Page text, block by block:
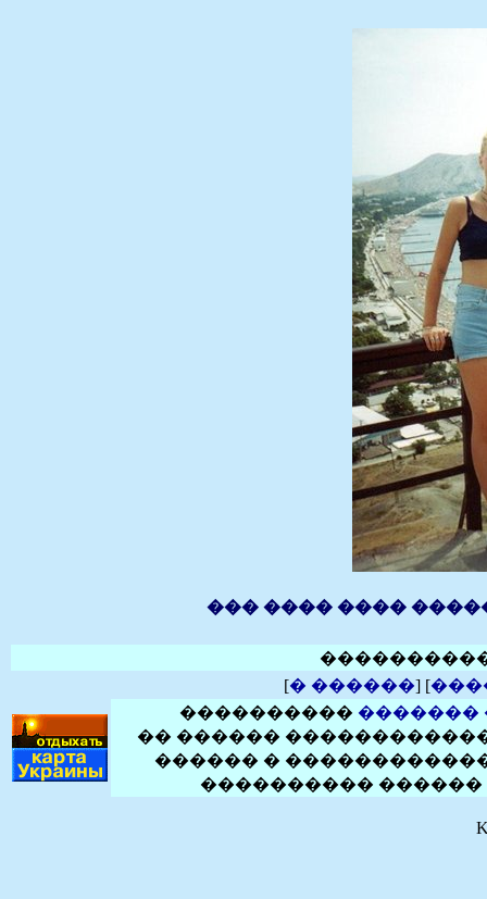
��� ���� ����
[� ������] [
���������� �������
�� ������
������ �
����������